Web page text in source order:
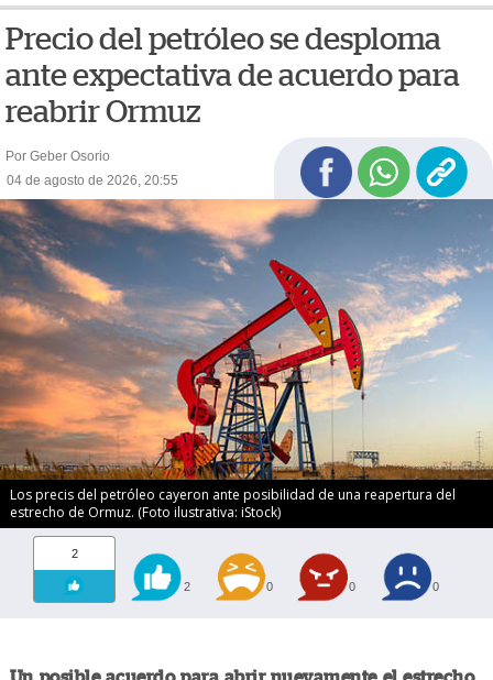
Precio del petróleo se desploma
ante expectativa de acuerdo para
reabrir Ormuz
Por Geber Osorio
04 de agosto de 2026, 20:55
Los precis del petróleo cayeron ante posibilidad de una reapertura del
estrecho de Ormuz. (Foto ilustrativa: iStock)
2
2 0 0 0